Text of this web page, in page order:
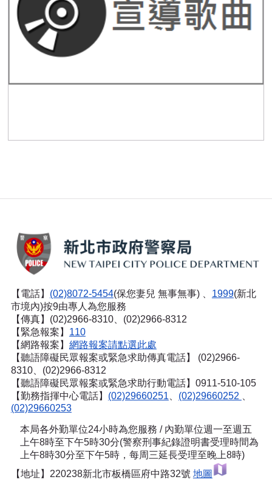
【電話】 (02)8072-5454(保您妻兒 無事無事) 、 1999(新北
市境內)按9由專人為您服務
【傳真】(02)2966-8310、(02)2966-8312
【緊急報案】 110
【網路報案】 網路報案請點選此處
【聽語障礙民眾報案或緊急求助傳真電話】
(02)2966-
8310、(02)2966-8312
【聽語障礙民眾報案或緊急求助行動電話】0911-510-105
【勤務指揮中心電話】 (02)29660251 (02)29660252
(02)29660253
本局各外勤單位24小時為您服務 / 內勤單位週一至週五
上午8時至下午5時30分(警察刑事紀錄證明書受理時間為
上午8時30分至下午5時，每周三延長受理至晚上8時)
【地址】220238新北市板橋區府中路32號 地圖